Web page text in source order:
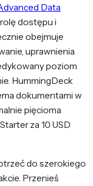
Data
dostępu i
obejmuje
uprawnienia
poziom
HummingDeck
dokumentami w
pięcioma
za 10 USD
do szerokiego
Przenieś